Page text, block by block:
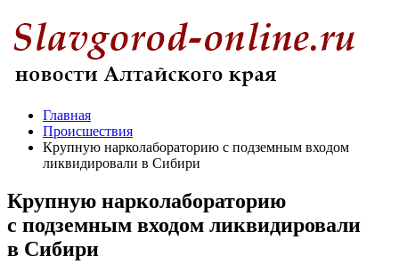
Главная
Происшествия
Крупную нарколабораторию с подземным входом
ликвидировали в Сибири
Крупную нарколабораторию
с подземным входом ликвидировали
в Сибири